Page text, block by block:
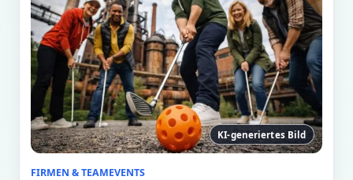
KI-generiertes Bild
FIRMEN & TEAMEVENTS